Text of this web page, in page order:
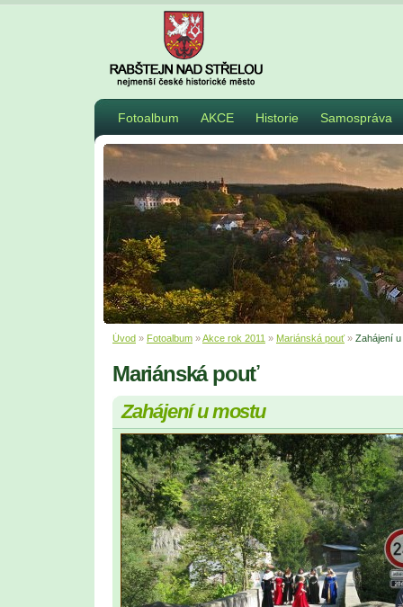
Fotoalbum AKCE Historie Samospráva
Úvod » Fotoalbum »Akce rok 2011 » Mariánská pouť» Zahájení
Mariánská pouť
Zahájení u mostu